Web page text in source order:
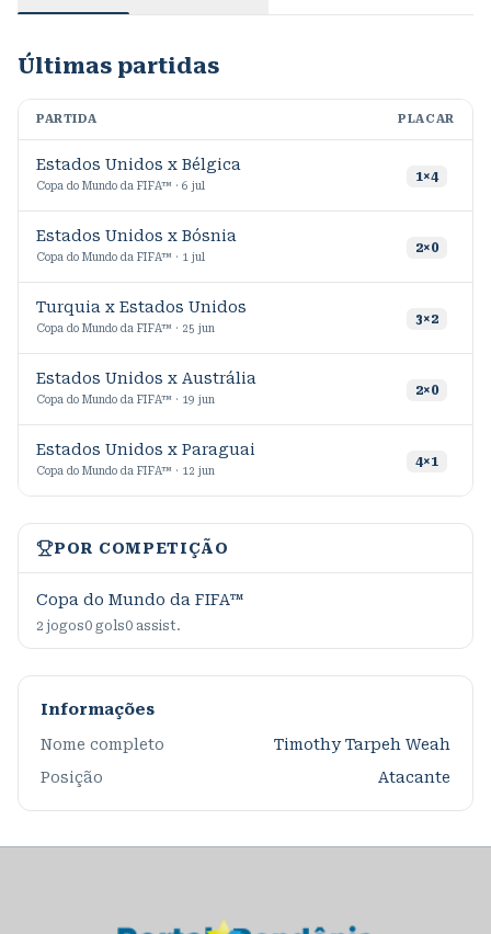
Últimas partidas
PARTIDA PLACAR
Estados Unidos x Bélgica
Copa do Mundo da FIFA™ · 6 jul
1×4
Estados Unidos x Bósnia
Copa do Mundo da FIFA™ · 1 jul
2×0
Turquia x Estados Unidos
Copa do Mundo da FIFA™ · 25 jun
3×2
Estados Unidos x Austrália
Copa do Mundo da FIFA™ · 19 jun
2×0
Estados Unidos x Paraguai
Copa do Mundo da FIFA™ · 12 jun
4×1
POR COMPETIÇÃO
Copa do Mundo da FIFA™
2 jogos0 gols0 assist.
Informações
Nome completo
Timothy Tarpeh Weah
Posição
Atacante